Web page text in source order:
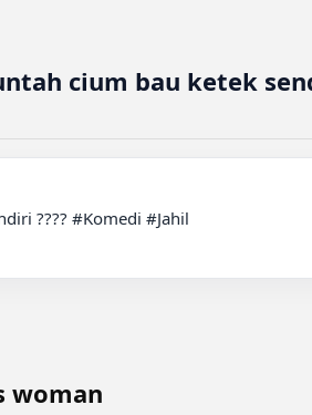
cium bau ketek
???? #Komedi #Jahil
woman